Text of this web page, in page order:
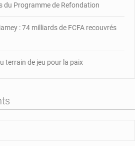
du Programme de Refondation
: 74 milliards de FCFA recouvrés
terrain de jeu pour la paix